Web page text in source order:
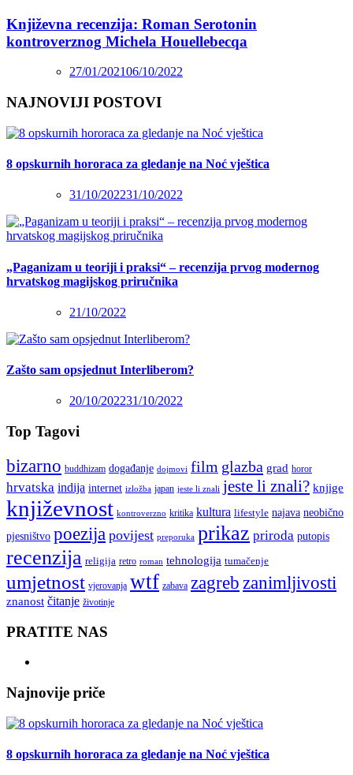
Književna recenzija: Roman Serotonin
kontroverznog Michela Houellebecqa
27/01/202106/10/2022
NAJNOVIJI POSTOVI
8 opskurnih hororaca za gledanje na Noć vještica
31/10/202231/10/2022
„Paganizam u teoriji i praksi“ – recenzija prvog modernog
hrvatskog magijskog priručnika
21/10/2022
Zašto sam opsjednut Interliberom?
20/10/202231/10/2022
Top Tagovi
bizarno buddhizam događanje dojmovi film glazba grad horor
hrvatska indija internet izložba japan jeste li znali jeste li znali? knjige
književnost kontroverzno kritika kultura lifestyle najava neobično
pjesništvo poezija povijest preporuka prikaz priroda putopis
recenzija religija retro roman tehnologija tumačenje
umjetnost vjerovanja wtf zabava zagreb zanimljivosti
znanost čitanje životinje
PRATITE NAS
Najnovije priče
8 opskurnih hororaca za gledanje na Noć vještica